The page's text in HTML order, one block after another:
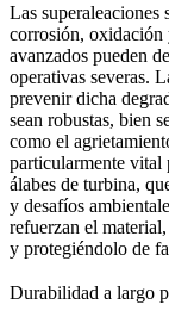
Las superaleaciones
corrosión, oxidación
avanzados pueden
operativas severas.
prevenir dicha
sean robustas, bien
como el
particularmente vital
álabes de turbina,
y desafíos
refuerzan el
y protegiéndolo de
Durabilidad a largo